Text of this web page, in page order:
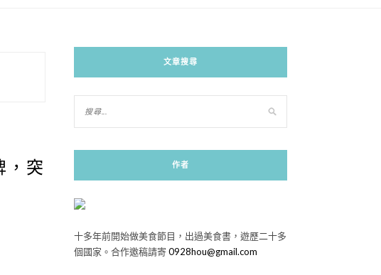
，突
文章搜尋
作者
十多年前開始做美食節目，出過美食書，遊歷二十多
個國家。合作邀稿請寄0928hou@gmail.com